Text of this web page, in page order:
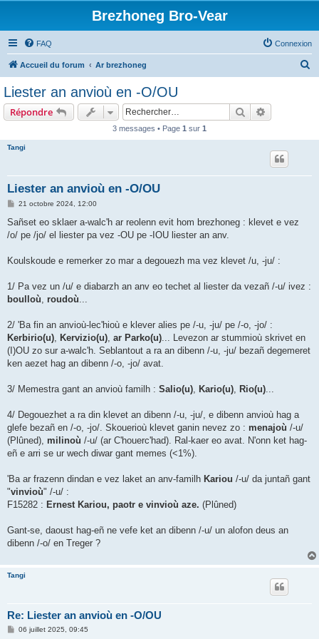
Brezhoneg Bro-Vear
FAQ Connexion
Accueil du forum Ar brezhoneg
Liester an anvioù en -O/OU
Répondre Rechercher
3 messages • Page 1 sur 1
Tangi
Liester an anvioù en -O/OU
M
s
a
21 octobre 2024, 12:00
Sañset eo sklaer a-walc'h ar reolenn evit hom brezhoneg : klevet e vez
/o/ pe /jo/ el liester pa vez -OU pe -IOU liester an anv.
Koulskoude e remerker zo mar a degouezh ma vez klevet /u, -ju/ :
1/ Pa vez un /u/ e diabarzh an anv eo techet al liester da vezañ /-u/ ivez :
boulloù, roudoù...
2/ 'Ba fin an anvioù-lec'hioù e klever alies pe /-u, -ju/ pe /-o, -jo/ :
Kerbirio(u), Kervizio(u), ar Parko(u)... Levezon ar stummioù skrivet en
(I)OU zo sur a-walc'h. Seblantout a ra an dibenn /-u, -ju/ bezañ degemeret
ken aezet hag an dibenn /-o, -jo/ avat.
3/ Memestra gant an anvioù familh : Salio(u), Kario(u), Rio(u)...
4/ Degouezhet a ra din klevet an dibenn /-u, -ju/, e dibenn anvioù hag a
glefe bezañ en /-o, -jo/. Skouerioù klevet ganin nevez zo : menajoù /-u/
(Plûned), milinoù /-u/ (ar C'houerc'had). Ral-kaer eo avat. N'onn ket hag-
eñ e arri se ur wech diwar gant memes (<1%).
'Ba ar frazenn dindan e vez laket an anv-familh Kariou /-u/ da juntañ gant
"vinvioù" /-u/ :
F15282 : Ernest Kariou, paotr e vinvioù aze. (Plûned)
Gant-se, daoust hag-eñ ne vefe ket an dibenn /-u/ un alofon deus an
dibenn /-o/ en Treger ?
Tangi
Re: Liester an anvioù en -O/OU
M06 juillet 2025, 09:45